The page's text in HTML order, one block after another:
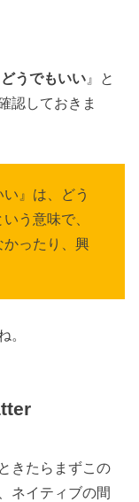
どうでもいい 』と
認しておきま
』は、どう
う意味で、
かったり、興
。
きたらまずこの
ネイティブの間